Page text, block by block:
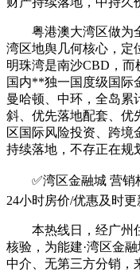
粤港澳大湾区做为全
湾区地舆几何核心，定
明珠湾是南沙CBD，
国内**独一国度级国际
曼哈顿、中环，全岛累
斜、优先落地配套、优
区国际风险投资、跨境
持续落地，不存正在规
✅湾区金融城 营销核
24小时房价/优惠及时更
本热线日，经广州住
核验，为能建·湾区金
中介、无第三方分销，